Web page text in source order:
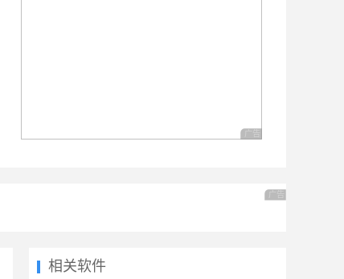
广告 商业广告，理性选择
广告 商业广告，理
相关软件